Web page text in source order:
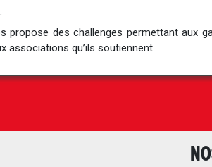
.
propose des challenges permettant aux
associations qu’ils soutiennent.